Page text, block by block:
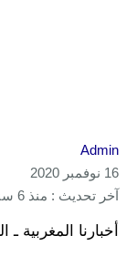
Admin
16 نوفمبر 2020
آخر تحديث : منذ 6 سنوات
أخبارنا المغربية ـ